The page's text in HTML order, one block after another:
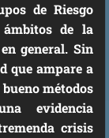
de Riesgo
de la
general. Sin
que ampare a
métodos
evidencia
crisis